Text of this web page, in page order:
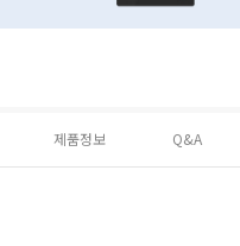
제품정보 Q&A